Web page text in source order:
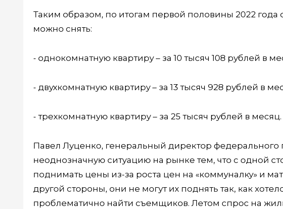
Таким образом, по итогам первой половины 2022
можно снять:
- однокомнатную квартиру – за 10 тысяч 108 рублей в
- двухкомнатную квартиру – за 13 тысяч 928 рублей в
- трехкомнатную квартиру – за 25 тысяч рублей в месяц.
Павел Луценко, генеральный директор федерального
неоднозначную ситуацию на рынке тем, что с одной
поднимать цены из-за роста цен на «коммуналку» и
другой стороны, они не могут их поднять так, как
проблематично найти съемщиков. Летом спрос на